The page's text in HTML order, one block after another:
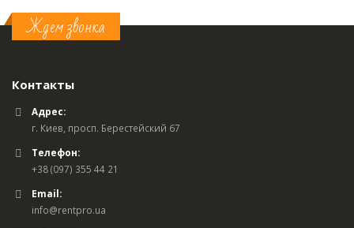
Ждем звонка
Контакты
Адрес:
г. Киев, просп. Берестейский 67
Телефон:
+38 (097) 355 44 21
Email:
info@rentpro.ua